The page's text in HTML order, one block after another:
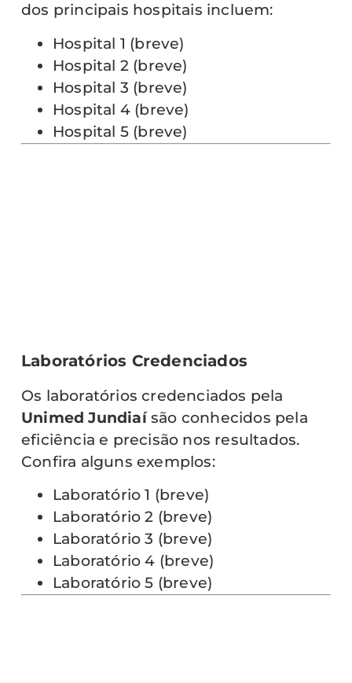
dos principais hospitais incluem:
Hospital 1 (breve)
Hospital 2 (breve)
Hospital 3 (breve)
Hospital 4 (breve)
Hospital 5 (breve)
Laboratórios Credenciados
Os laboratórios credenciados pela
Unimed Jundiaísão conhecidos pela
eficiência e precisão nos resultados.
Confira alguns exemplos:
Laboratório 1 (breve)
Laboratório 2 (breve)
Laboratório 3 (breve)
Laboratório 4 (breve)
Laboratório 5 (breve)